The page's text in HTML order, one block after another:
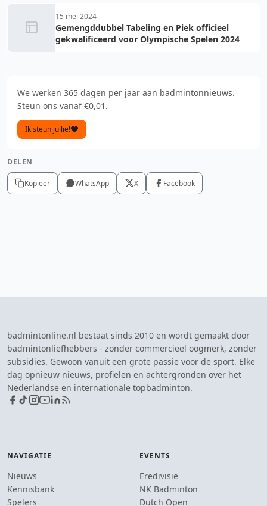
15 mei 2024
Gemengddubbel Tabeling en Piek officieel
gekwalificeerd voor Olympische Spelen 2024
We werken 365 dagen per jaar aan badmintonnieuws.
Steun ons vanaf €0,01.
Ik steun jullie!
DELEN
Kopieer WhatsApp X Facebook
badmintonline.nl bestaat sinds 2010 en wordt gemaakt door
badmintonliefhebbers - zonder commercieel oogmerk, zonder
subsidies. Gewoon vanuit een grote passie voor de sport. Elke
dag opnieuw nieuws, profielen en achtergronden over het
Nederlandse en internationale topbadminton.
NAVIGATIE
Nieuws
Kennisbank
Spelers
EVENTS
Eredivisie
NK Badminton
Dutch Open